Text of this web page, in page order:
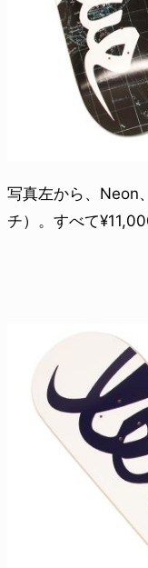
写真左から、Neon
チ）。すべて